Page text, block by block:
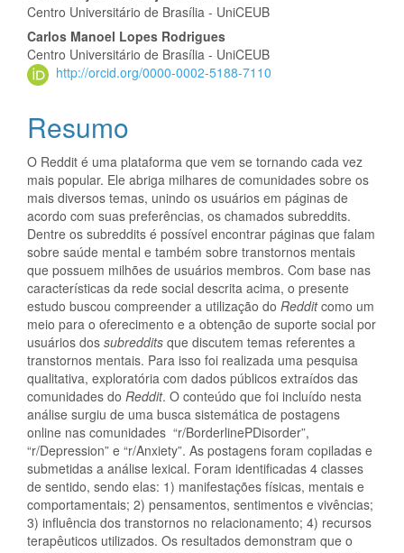
do
artigo
principal
Centro Universitário de Brasília - UniCEUB
Carlos Manoel Lopes Rodrigues
Centro Universitário de Brasília - UniCEUB
http://orcid.org/0000-0002-5188-7110
Resumo
O Reddit é uma plataforma que vem se tornando cada vez
mais popular. Ele abriga milhares de comunidades sobre os
mais diversos temas, unindo os usuários em páginas de
acordo com suas preferências, os chamados subreddits.
Dentre os subreddits é possível encontrar páginas que falam
sobre saúde mental e também sobre transtornos mentais
que possuem milhões de usuários membros. Com base nas
características da rede social descrita acima, o presente
estudo buscou compreender a utilização do Redditcomo um
meio para o oferecimento e a obtenção de suporte social por
usuários dos subreddits que discutem temas referentes a
transtornos mentais. Para isso foi realizada uma pesquisa
qualitativa, exploratória com dados públicos extraídos das
comunidades do Reddit. O conteúdo que foi incluído nesta
análise surgiu de uma busca sistemática de postagens
online nas comunidades “r/BorderlinePDisorder”,
“r/Depression” e “r/Anxiety”. As postagens foram copiladas e
submetidas a análise lexical. Foram identificadas 4 classes
de sentido, sendo elas: 1) manifestações físicas, mentais e
comportamentais; 2) pensamentos, sentimentos e vivências;
3) influência dos transtornos no relacionamento; 4) recursos
terapêuticos utilizados. Os resultados demonstram que o